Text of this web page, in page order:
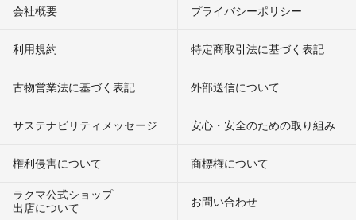
会社概要 プライバシーポリシー
利用規約 特定商取引法に基づく表記
古物営業法に基づく表記 外部送信について
サステナビリティメッセージ 安心・安全のための取り組み
権利侵害について
商標権について
ラクマ公式ショップ
出店について
お問い合わせ